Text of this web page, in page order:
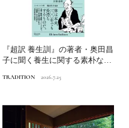
『超訳 養生訓』の著者・奥田昌
子に聞く養生に関する素朴な疑
TRADITION 2026.7.25